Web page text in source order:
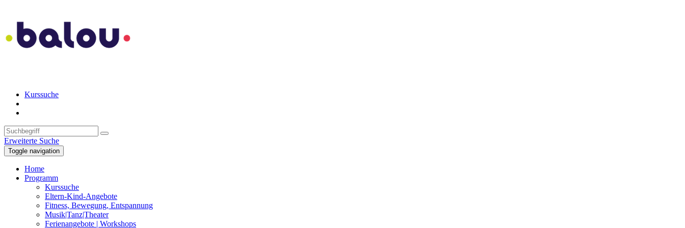
Kurssuche
Erweiterte Suche
Toggle navigation
Home
Programm
Kurssuche
Eltern-Kind-Angebote
Fitness, Bewegung, Entspannung
Musik|Tanz|Theater
Ferienangebote | Workshops